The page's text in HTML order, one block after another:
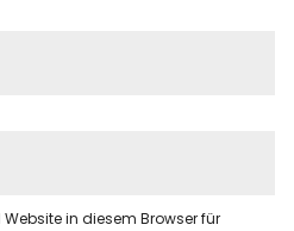
in diesem Browser für